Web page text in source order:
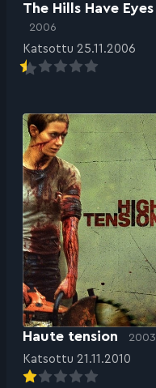
The Hills Have Eyes
2006
Katsottu 25.11.2006
Haute tension 2003
Katsottu 21.11.2010